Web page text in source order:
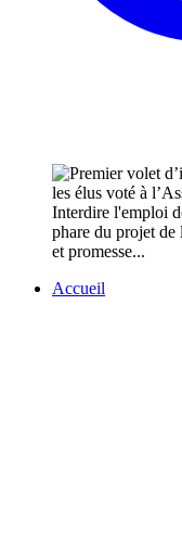
Interdire l'emploi
phare du projet
et promesse...
Accueil